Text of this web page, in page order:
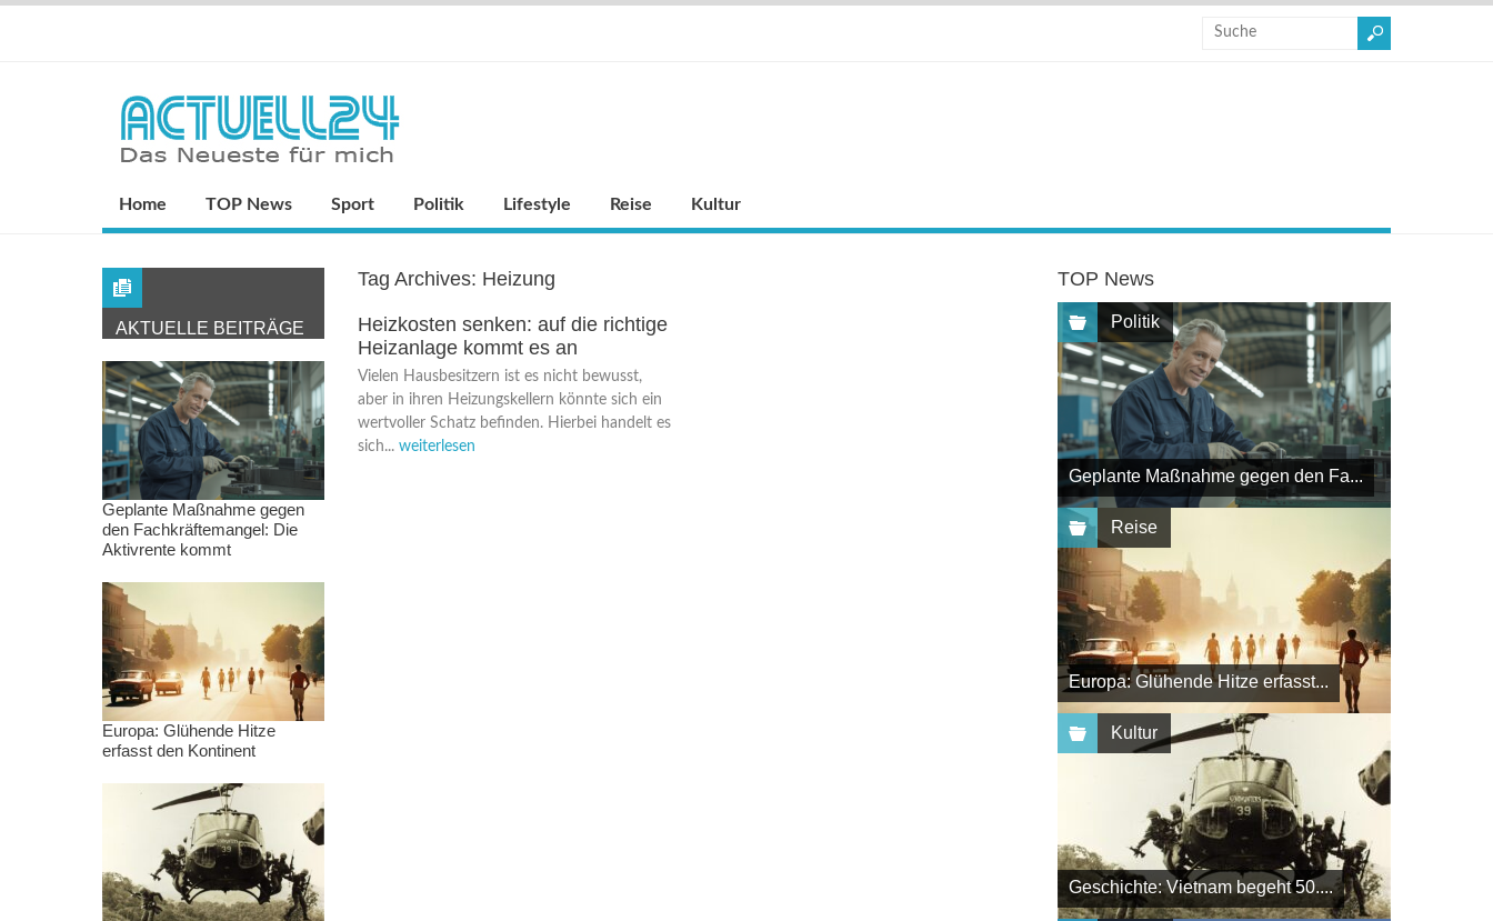
Home TOP News Sport Politik Lifestyle Reise Kultur
Tag Archives: Heizung
Heizkosten senken: auf die richtige
Heizanlage kommt es an
Vielen Hausbesitzern ist es nicht bewusst,
aber in ihren Heizungskellern könnte sich ein
wertvoller Schatz befinden. Hierbei handelt es
sich... weiterlesen
TOP News
Politik
Geplante Maßnahme gegen den Fa...
Reise
Europa: Glühende Hitze erfasst...
Kultur
Geschichte: Vietnam begeht 50....
AKTUELLE BEITRÄGE
Geplante Maßnahme gegen
den Fachkräftemangel: Die
Aktivrente kommt
Europa: Glühende Hitze
erfasst den Kontinent